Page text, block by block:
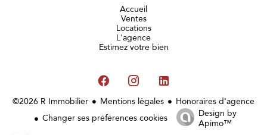
Accueil
Ventes
Locations
L'agence
Estimez votre bien
©2026 R Immobilier Mentions légales
Honoraires d'agence
Changer ses préférences cookies
Design by
Apimo™